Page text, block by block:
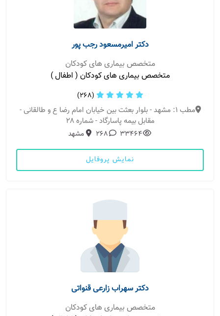
دکتر امیرمسعود رجب پور
متخصص بیماری های کودکان
متخصص بیماری های کودکان ( اطفال )
(268)
مطب 1: مشهد - بلوار بعثت بین خیابان امام رضا ع و طالقانی -
مقابل بیمه پاسارگاد - شماره ۲۸
33464
268 مشهد
نمایش پروفایل
دکتر سهراب زارعی قنواتی
متخصص بیماری های کودکان